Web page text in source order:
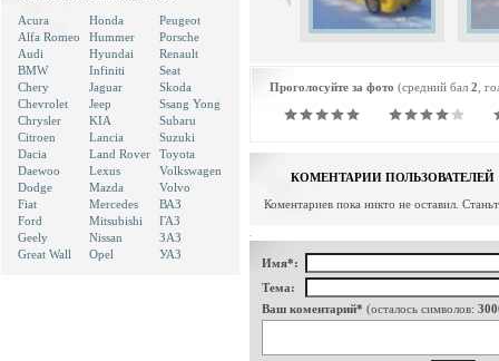
Acura
Alfa Romeo
Audi
BMW
Chery
Chevrolet
Chrysler
Citroen
Dacia
Daewoo
Dodge
Fiat
Ford
Geely
Great Wall
Honda
Hummer
Hyundai
Infiniti
Jaguar
Jeep
KIA
Lancia
Land Rover
Lexus
Mazda
Mercedes
Mitsubishi
Nissan
Opel
Peugeot
Porsche
Renault
Seat
Skoda
Ssang Yong
Subaru
Suzuki
Toyota
Volkswagen
Volvo
ВАЗ
ГАЗ
ЗАЗ
УАЗ
Проголосуйте за фото (средний бал 2 ,
КОМЕНТАРИИ ПОЛЬЗОВАТЕЛЕЙ
Коментариев пока никто не оставил.
Имя*:
Тема:
Ваш коментарий* (осталось символов: